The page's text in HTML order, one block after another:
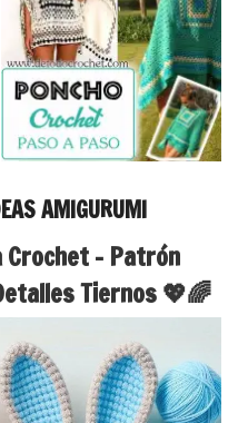
AMIGURUMI
Crochet – Patrón
Tiernos 💖🌈